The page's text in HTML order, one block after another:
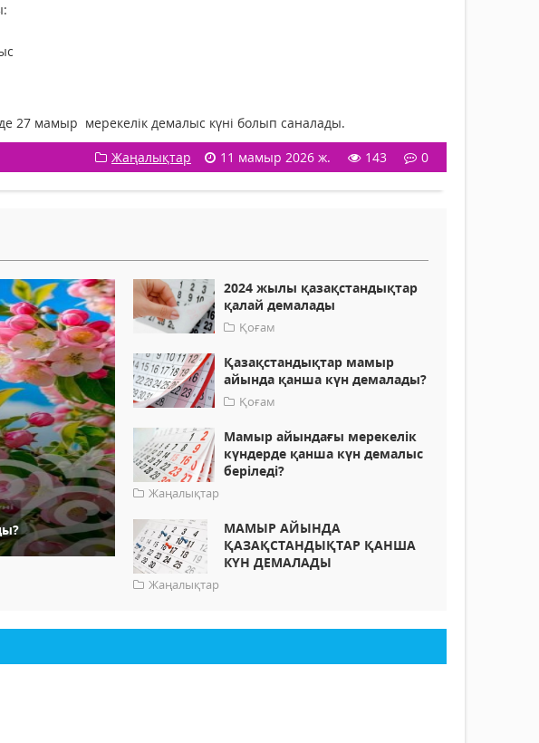
27 мамыр мерекелік демалыс күні болып саналады.
Жаңалықтар
11 мамыр 2026 ж. 143 0
2024 жылы қазақстандықтар
қалай демалады
Қоғам
Қазақстандықтар мамыр
айында қанша күн демалады?
Қоғам
Мамыр айындағы мерекелік
күндерде қанша күн демалыс
беріледі?
Жаңалықтар
МАМЫР АЙЫНДА
ҚАЗАҚСТАНДЫҚТАР ҚАНША
КҮН ДЕМАЛАДЫ
Жаңалықтар